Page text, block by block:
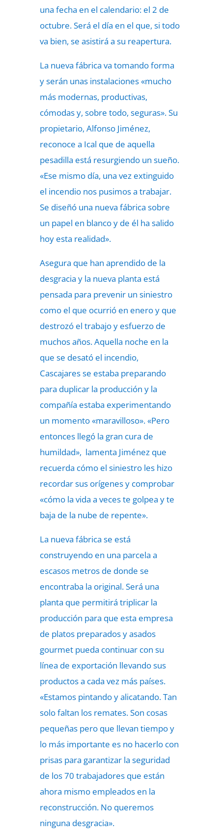
una fecha en el calendario: el 2 de
octubre. Será el día en el que, si todo
va bien, se asistirá a su reapertura.
La nueva fábrica va tomando forma
y serán unas instalaciones «mucho
más modernas, productivas,
cómodas y, sobre todo, seguras». Su
propietario, Alfonso Jiménez,
reconoce a Ical que de aquella
pesadilla está resurgiendo un sueño.
«Ese mismo día, una vez extinguido
el incendio nos pusimos a trabajar.
Se diseñó una nueva fábrica sobre
un papel en blanco y de él ha salido
hoy esta realidad».
Asegura que han aprendido de la
desgracia y la nueva planta está
pensada para prevenir un siniestro
como el que ocurrió en enero y que
destrozó el trabajo y esfuerzo de
muchos años. Aquella noche en la
que se desató el incendio,
Cascajares se estaba preparando
para duplicar la producción y la
compañía estaba experimentando
un momento «maravilloso». «Pero
entonces llegó la gran cura de
humildad», lamenta Jiménez que
recuerda cómo el siniestro les hizo
recordar sus orígenes y comprobar
«cómo la vida a veces te golpea y te
baja de la nube de repente».
La nueva fábrica se está
construyendo en una parcela a
escasos metros de donde se
encontraba la original. Será una
planta que permitirá triplicar la
producción para que esta empresa
de platos preparados y asados
gourmet pueda continuar con su
línea de exportación llevando sus
productos a cada vez más países.
«Estamos pintando y alicatando. Tan
solo faltan los remates. Son cosas
pequeñas pero que llevan tiempo y
lo más importante es no hacerlo con
prisas para garantizar la seguridad
de los 70 trabajadores que están
ahora mismo empleados en la
reconstrucción. No queremos
ninguna desgracia».